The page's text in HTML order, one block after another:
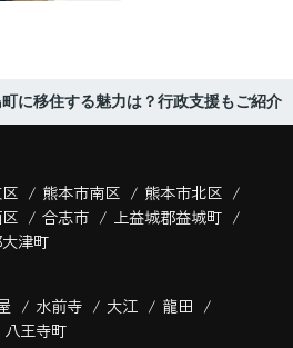
町に移住する魅力は？行政支援もご紹介
熊本市南区
熊本市北区
合志市
上益城郡益城町
津町
水前寺 大江
龍田
八王寺町